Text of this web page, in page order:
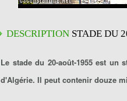
DESCRIPTION STADE DU
Le stade du 20-août-1955 est un
d'Algérie. Il peut contenir douze